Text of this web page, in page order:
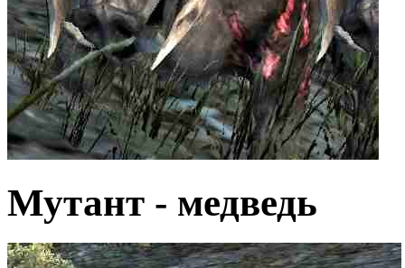
Мутант - медведь